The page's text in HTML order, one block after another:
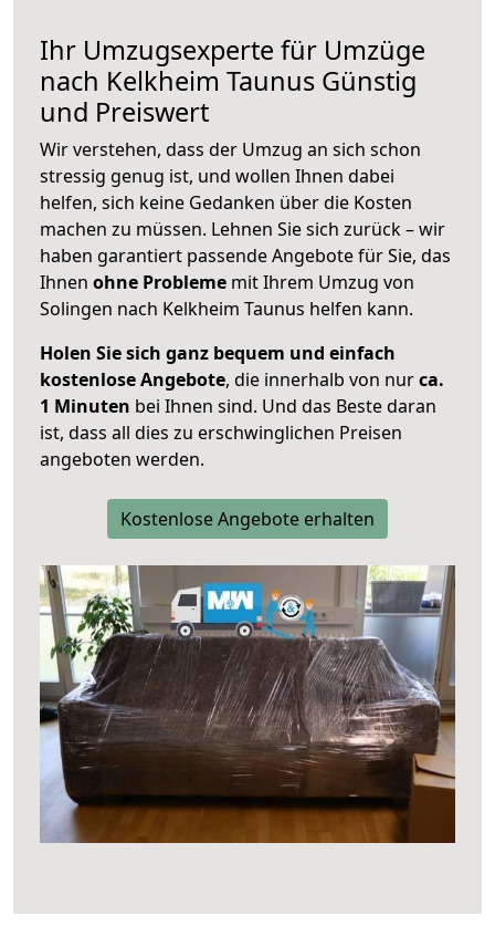
Ihr Umzugsexperte für Umzüge
nach Kelkheim Taunus Günstig
und Preiswert
Wir verstehen, dass der Umzug an sich schon
stressig genug ist, und wollen Ihnen dabei
helfen, sich keine Gedanken über die Kosten
machen zu müssen. Lehnen Sie sich zurück – wir
haben garantiert passende Angebote für Sie, das
Ihnen ohne Probleme mit Ihrem Umzug von
Solingen nach Kelkheim Taunus helfen kann.
Holen Sie sich ganz bequem und einfach
kostenlose Angebote, die innerhalb von nurca.
1 Minuten bei Ihnen sind. Und das Beste daran
ist, dass all dies zu erschwinglichen Preisen
angeboten werden.
Kostenlose Angebote erhalten